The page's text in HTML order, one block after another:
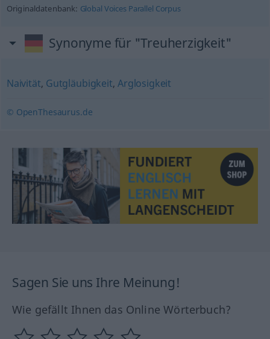
Originaldatenbank: Global Voices Parallel Corpus
Synonyme für "Treuherzigkeit"
Naivität, Gutgläubigkeit,Arglosigkeit
© OpenThesaurus.de
Sagen Sie uns Ihre Meinung!
Wie gefällt Ihnen das Online Wörterbuch?